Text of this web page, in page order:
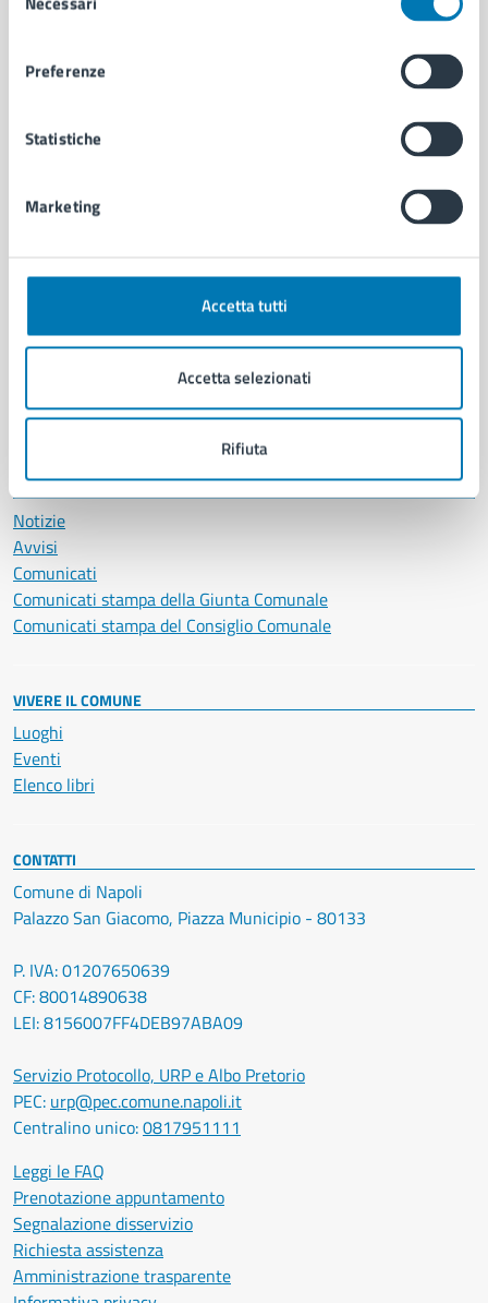
del
Preferenze
Statistiche
Marketing
Accetta tutti
Accetta selezionati
Rifiuta
Documenti e dati
Ambiente
Autorizzazioni
Educazione e formazione
Giustizia e sicurezza pubblica
Imprese e commercio
Vita lavorativa
NOVITÀ
Notizie
Avvisi
Comunicati
Comunicati stampa della Giunta Comunale
Comunicati stampa del Consiglio Comunale
VIVERE IL COMUNE
Luoghi
Eventi
Elenco libri
CONTATTI
Comune di Napoli
Palazzo San Giacomo, Piazza Municipio - 80133
P. IVA: 01207650639
CF: 80014890638
LEI: 8156007FF4DEB97ABA09
Servizio Protocollo, URP e Albo Pretorio
PEC: urp@pec.comune.napoli.it
Centralino unico:0817951111
Leggi le FAQ
Prenotazione appuntamento
Segnalazione disservizio
Richiesta assistenza
Amministrazione trasparente